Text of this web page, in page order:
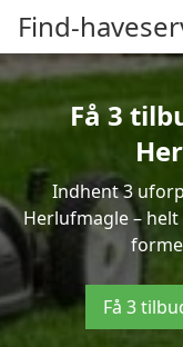
Find-
Få 3
Indhent 3
Herlufmagle –
Få 3